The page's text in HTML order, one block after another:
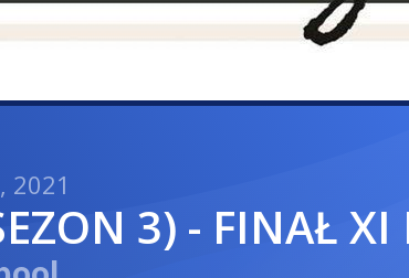
2021
3) - FINAŁ XI